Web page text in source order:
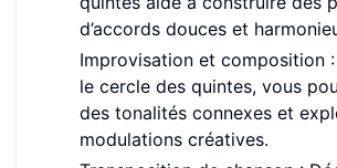
d’accords douces et
Improvisation et composition :
le cercle des quintes, vous
des tonalités connexes et
modulations créatives.